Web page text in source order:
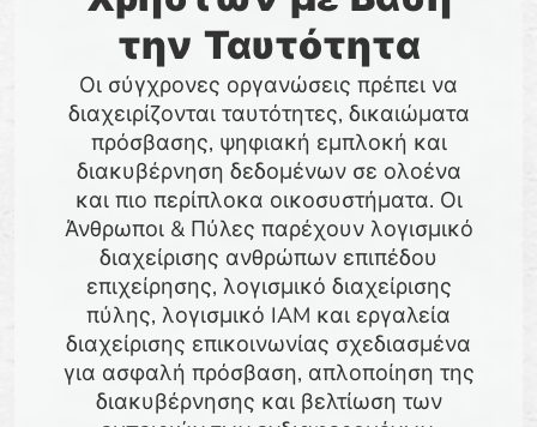
την Ταυτότητα
Οι σύγχρονες οργανώσεις πρέπει να
διαχειρίζονται ταυτότητες, δικαιώματα
πρόσβασης, ψηφιακή εμπλοκή και
διακυβέρνηση δεδομένων σε ολοένα
και πιο περίπλοκα οικοσυστήματα. Οι
Άνθρωποι & Πύλες παρέχουν λογισμικό
διαχείρισης ανθρώπων επιπέδου
επιχείρησης, λογισμικό διαχείρισης
πύλης, λογισμικό IAM και εργαλεία
διαχείρισης επικοινωνίας σχεδιασμένα
για ασφαλή πρόσβαση, απλοποίηση της
διακυβέρνησης και βελτίωση των